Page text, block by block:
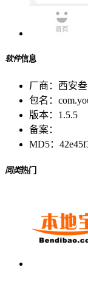
软件信息
厂商： 西安
包名：
版本： 1.5.5
备案：
MD5：
同类热门